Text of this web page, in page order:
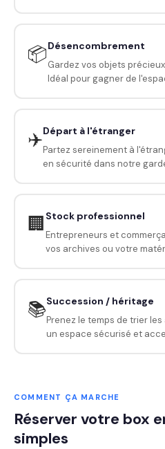
📦Désencombrement
Gardez vos objets
Idéal pour gagner de
✈️Départ à l'étranger
Partez sereinement à
en sécurité dans notre
🏢 Stock professionnel
Entrepreneurs et
vos archives ou votre
📚Succession / héritage
Prenez le temps de trier
un espace sécurisé et
COMMENT ÇA MARCHE
Réserver votre box
simples